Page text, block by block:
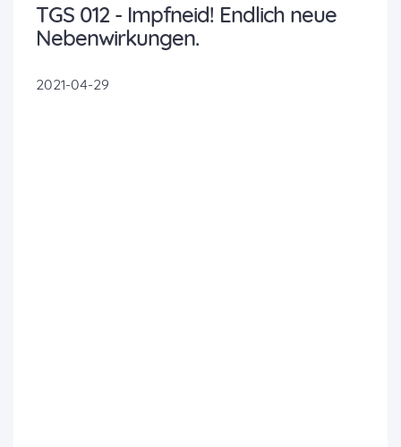
TGS 012 - Impfneid! Endlich neue
Nebenwirkungen.
2021-04-29